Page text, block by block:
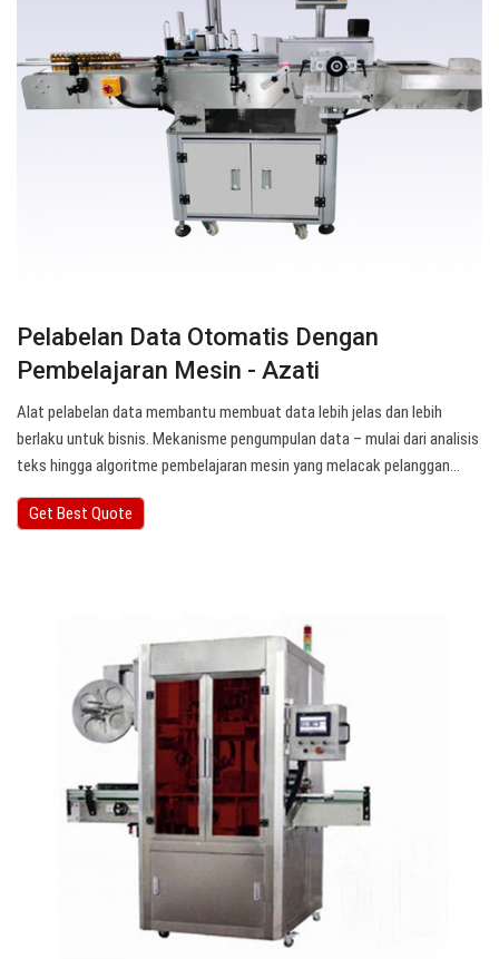
Pelabelan Data Otomatis Dengan
Pembelajaran Mesin - Azati
Alat pelabelan data membantu membuat data lebih jelas dan lebih
berlaku untuk bisnis. Mekanisme pengumpulan data – mulai dari analisis
teks hingga algoritme pembelajaran mesin yang melacak pelanggan…
Get Best Quote